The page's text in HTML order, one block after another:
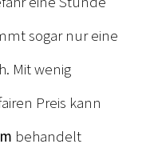
sogar nur eine
Mit wenig
Preis kann
behandelt